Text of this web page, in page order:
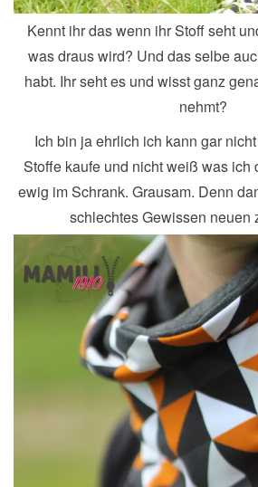
Kennt ihr das wenn ihr Stoff seht
was draus wird? Und das selbe
habt. Ihr seht es und wisst ganz
nehmt?
Ich bin ja ehrlich ich kann gar
Stoffe kaufe und nicht weiß was ich
ewig im Schrank. Grausam. Denn
schlechtes Gewissen neuen